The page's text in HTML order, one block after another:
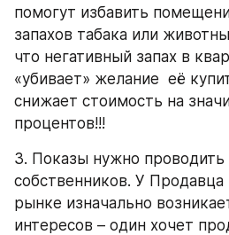
помогут избавить
запахов табака или
что негативный запах в
«убивает» желание  её
снижает стоимость на
процентов!!!
3. Показы нужно проводить
собственников. У Продавца
рынке изначально
интересов – один хочет